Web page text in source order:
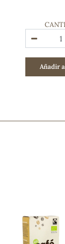
Cremas,
Hombre
Higiene
Labiales
Higiene
Añadir